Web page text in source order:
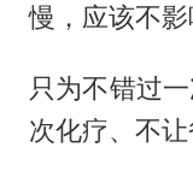
慢，应该不影
只为不错过
次化疗、不让